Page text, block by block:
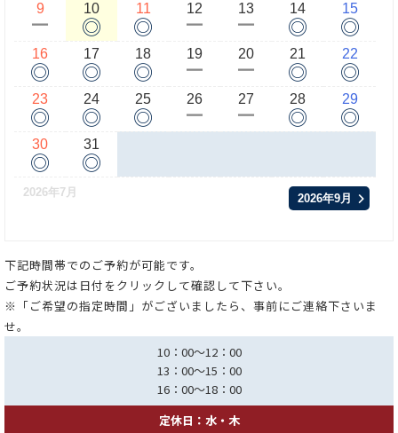
9
ー
10
◎
11
◎
12
ー
13
ー
14
◎
15
◎
16
◎
17
◎
18
◎
19
ー
20
ー
21
◎
22
◎
23
◎
24
◎
25
◎
26
ー
27
ー
28
◎
29
◎
30
◎
31
◎
2026年7月 2026年9月
下記時間帯でのご予約が可能です。
ご予約状況は日付をクリックして確認して下さい。
※「ご希望の指定時間」がございましたら、事前にご連絡下さいま
せ。
10：00～12：00
13：00～15：00
16：00～18：00
定休日：水・木